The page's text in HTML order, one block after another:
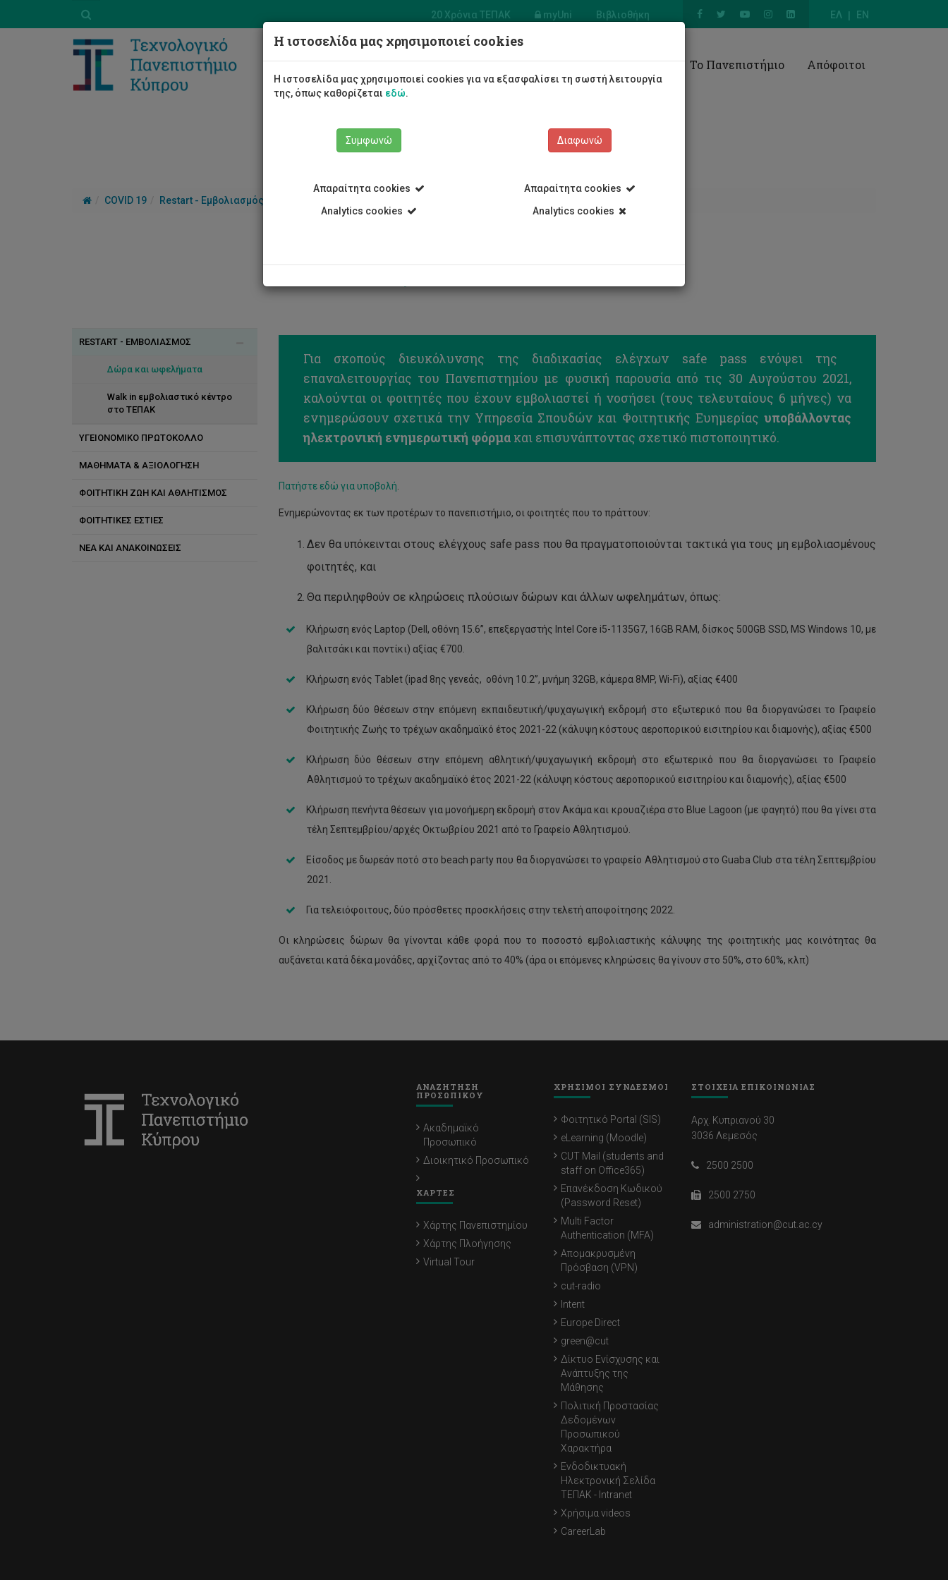
ΕΛ EN
20 Χρόνια ΤΕΠΑΚ myUni Βιβλιοθήκη
Φοιτητές/τριες Σπουδές Έρευνα Το Πανεπιστήμιο Απόφοιτοι
COVID 19 Restart - Εμβολιασμός
RESTART - ΕΜΒΟΛΙΑΣΜΟΣ
Δώρα και ωφελήματα
Walk in εμβολιαστικό κέντρο
στο ΤΕΠΑΚ
ΥΓΕΙΟΝΟΜΙΚΟ ΠΡΩΤΟΚΟΛΛΟ
ΜΑΘΗΜΑΤΑ & ΑΞΙΟΛΟΓΗΣΗ
ΦΟΙΤΗΤΙΚΗ ΖΩΗ ΚΑΙ ΑΘΛΗΤΙΣΜΟΣ
ΦΟΙΤΗΤΙΚΕΣ ΕΣΤΙΕΣ
ΝΕΑ ΚΑΙ ΑΝΑΚΟΙΝΩΣΕΙΣ
Δώρα και ωφελήματα
Για σκοπούς διευκόλυνσης της διαδικασίας ελέγχων safe pass ενόψει της
επαναλειτουργίας του Πανεπιστημίου με φυσική παρουσία από τις 30 Αυγούστου 2021,
καλούνται οι φοιτητές που έχουν εμβολιαστεί ή νοσήσει (τους τελευταίους 6 μήνες) να
ενημερώσουν σχετικά την Υπηρεσία Σπουδών και Φοιτητικής Ευημερίας υποβάλλοντας
ηλεκτρονική ενημερωτική φόρμακαι επισυνάπτοντας σχετικό πιστοποιητικό.
Πατήστε εδώ για υποβολή
Ενημερώνοντας εκ των προτέρων το πανεπιστήμιο, οι φοιτητές που το πράττουν:
Δεν θα υπόκεινται στους ελέγχους safe pass που θα πραγματοποιούνται τακτικά για τους μη εμβολιασμένους
φοιτητές, και
Θα περιληφθούν σε κληρώσεις πλούσιων δώρων και άλλων ωφελημάτων, όπως:
Κλήρωση ενός Laptop (Dell, οθόνη 15.6”, επεξεργαστής Intel Core i5-1135G7, 16GB RAM, δίσκος 500GB SSD, MS Windows 10, με
βαλιτσάκι και ποντίκι) αξίας €700.
Κλήρωση ενός Tablet (ipad 8ης γενεάς, οθόνη 10.2”, μνήμη 32GB, κάμερα 8MP, Wi-Fi), αξίας €400
Κλήρωση δύο θέσεων στην επόμενη εκπαιδευτική/ψυχαγωγική εκδρομή στο εξωτερικό που θα διοργανώσει το Γραφείο
Φοιτητικής Ζωής το τρέχων ακαδημαϊκό έτος 2021-22 (κάλυψη κόστους αεροπορικού εισιτηρίου και διαμονής), αξίας €500
Κλήρωση δύο θέσεων στην επόμενη αθλητική/ψυχαγωγική εκδρομή στο εξωτερικό που θα διοργανώσει το Γραφείο
Αθλητισμού το τρέχων ακαδημαϊκό έτος 2021-22 (κάλυψη κόστους αεροπορικού εισιτηρίου και διαμονής), αξίας €500
Κλήρωση πενήντα θέσεων για μονοήμερη εκδρομή στον Ακάμα και κρουαζιέρα στο Blue Lagoon (με φαγητό) που θα γίνει στα
τέλη Σεπτεμβρίου/αρχές Οκτωβρίου 2021 από το Γραφείο Αθλητισμού.
Είσοδος με δωρεάν ποτό στο beach party που θα διοργανώσει το γραφείο Αθλητισμού στο Guaba Club στα τέλη Σεπτεμβρίου
2021.
Για τελειόφοιτους, δύο πρόσθετες προσκλήσεις στην τελετή αποφοίτησης 2022.
Οι κληρώσεις δώρων θα γίνονται κάθε φορά που το ποσοστό εμβολιαστικής κάλυψης της φοιτητικής μας κοινότητας θα
αυξάνεται κατά δέκα μονάδες, αρχίζοντας από το 40% (άρα οι επόμενες κληρώσεις θα γίνουν στο 50%, στο 60%, κλπ)
ΑΝΑΖΗΤΗΣΗ
ΠΡΟΣΩΠΙΚΟΥ
Ακαδημαϊκό
Προσωπικό
Διοικητικό Προσωπικό
ΧΑΡΤΕΣ
Χάρτης Πανεπιστημίου
Χάρτης Πλοήγησης
Virtual Tour
ΧΡΗΣΙΜΟΙ ΣΥΝΔΕΣΜΟΙ
Φοιτητικό Portal (SIS)
eLearning (Moodle)
CUT Mail (students and
staff on Office365)
Επανέκδοση Κωδικού
(Password Reset)
Multi Factor
Authentication (MFA)
Απομακρυσμένη
Πρόσβαση (VPN)
cut-radio
Intent
Europe Direct
green@cut
Δίκτυο Ενίσχυσης και
Ανάπτυξης της
Μάθησης
Πολιτική Προστασίας
Δεδομένων
Προσωπικού
Χαρακτήρα
Ενδοδικτυακή
Ηλεκτρονική Σελίδα
ΤΕΠΑΚ - Intranet
Χρήσιμα videos
CareerLab
ΣΤΟΙΧΕΙΑ ΕΠΙΚΟΙΝΩΝΙΑΣ
Αρχ. Κυπριανού 30
3036 Λεμεσός
2500 2500
2500 2750
administration@cut.ac.cy
Η ιστοσελίδα μας χρησιμοποιεί cookies
Η ιστοσελίδα μας χρησιμοποιεί cookies για να εξασφαλίσει τη σωστή λειτουργία
της, όπως καθορίζεται εδώ.
Συμφωνώ
Απαραίτητα cookies
Analytics cookies
Διαφωνώ
Απαραίτητα cookies
Analytics cookies